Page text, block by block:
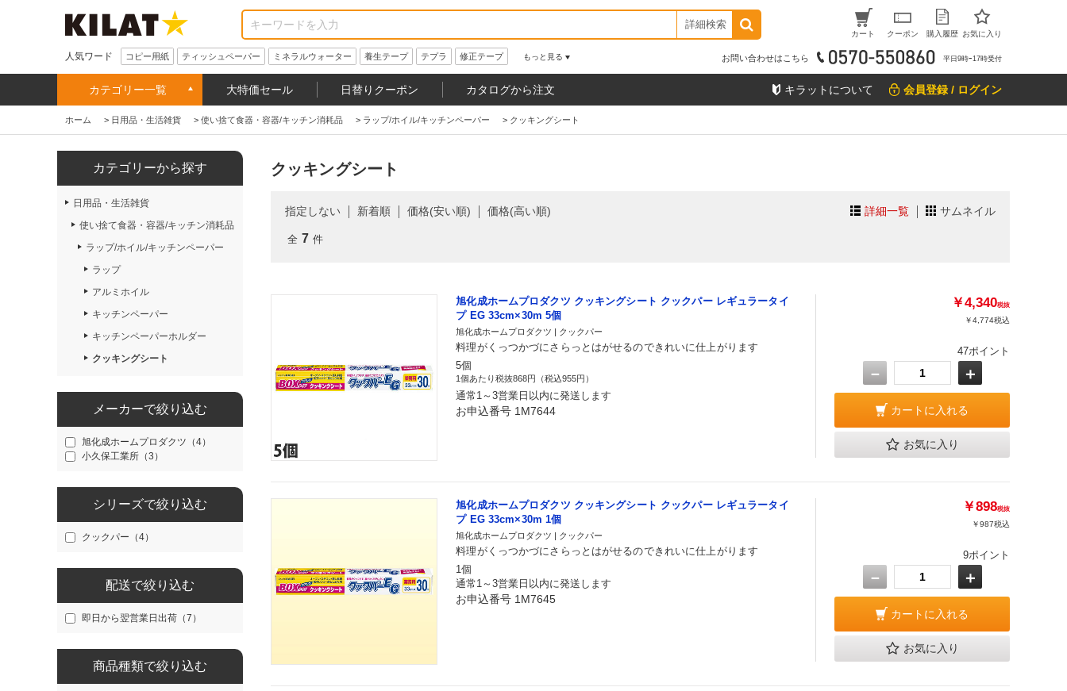
詳細検索
カート クーポン 購入履歴 お気に入り
人気ワード コピー用紙 ティッシュペーパー ミネラルウォーター 養生テープ テプラ 修正テープ もっと見る お問い合わせはこちら 平日9時ｰ17時受付
カテゴリー一覧 大特価セール 日替りクーポン カタログから注文 キラットについて 会員登録 / ログイン
ホーム > 日用品・生活雑貨 > 使い捨て食器・容器/キッチン消耗品 > ラップ/ホイル/キッチンペーパー > クッキングシート
カテゴリーから探す
日用品・生活雑貨
使い捨て食器・容器/キッチン消耗品
ラップ/ホイル/キッチンペーパー
ラップ
アルミホイル
キッチンペーパー
キッチンペーパーホルダー
クッキングシート
メーカーで絞り込む
旭化成ホームプロダクツ（4）
小久保工業所（3）
シリーズで絞り込む
クックパー（4）
配送で絞り込む
即日から翌営業日出荷（7）
商品種類で絞り込む
クッキングシート
詳細一覧 サムネイル
指定しない 新着順 価格(安い順) 価格(高い順)
全 7 件
旭化成ホームプロダクツ クッキングシート クックパー レギュラータイ
プ EG 33cm×30m 5個
旭化成ホームプロダクツ | クックパー
料理がくっつかづにさらっとはがせるのできれいに仕上がります
5個
1個あたり税抜868円（税込955円）
通常1～3営業日以内に発送します
お申込番号 1M7644
￥4,340税抜
￥4,774税込
47ポイント
－ ＋
カートに入れる
お気に入り
旭化成ホームプロダクツ クッキングシート クックパー レギュラータイ
プ EG 33cm×30m 1個
旭化成ホームプロダクツ | クックパー
料理がくっつかづにさらっとはがせるのできれいに仕上がります
1個
通常1～3営業日以内に発送します
お申込番号 1M7645
￥898税抜
￥987税込
9ポイント
－ ＋
カートに入れる
お気に入り